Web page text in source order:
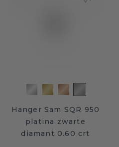
Hanger Sam SQR 950
platina zwarte
diamant 0.60 crt